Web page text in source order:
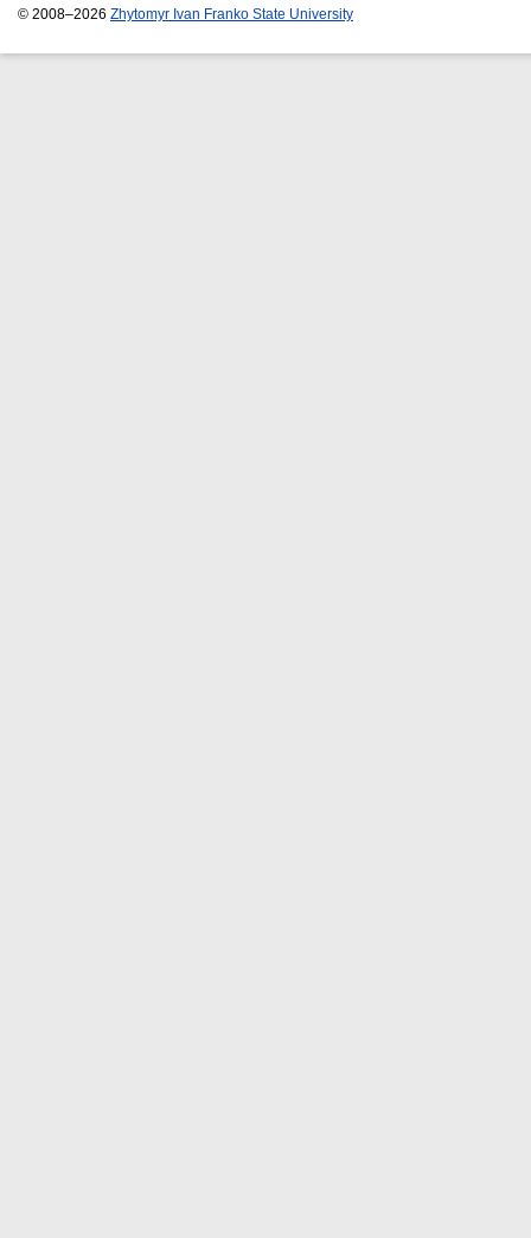
© 2008–2026 Zhytomyr Ivan Franko State University